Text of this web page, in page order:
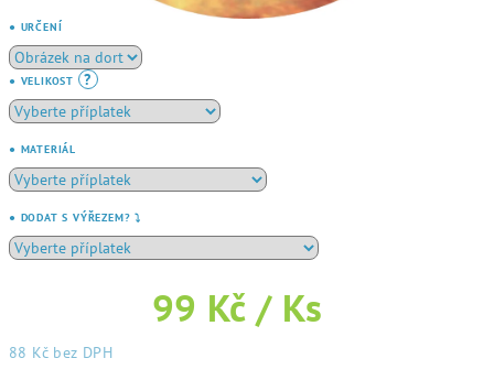
● URČENÍ
● VELIKOST ?
● MATERIÁL
● DODAT S VÝŘEZEM? ⤵️
99 Kč / Ks
88 Kč bez DPH